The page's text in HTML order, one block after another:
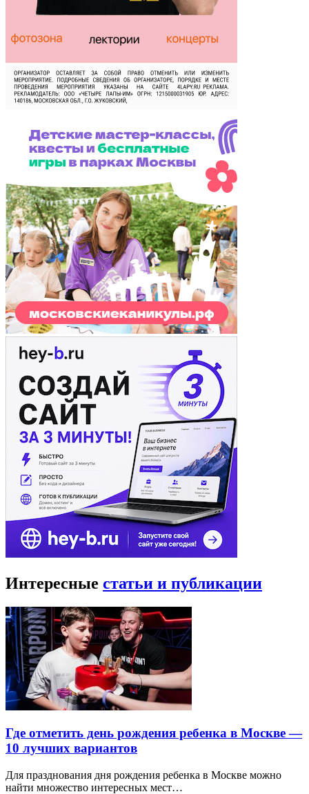
Интересные статьи и публикации
Где отметить день рождения ребенка в Москве —
10 лучших вариантов
Для празднования дня рождения ребенка в Москве можно
найти множество интересных мест…